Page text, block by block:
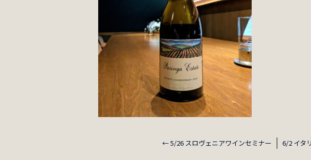
←5/26 スロヴェニアワインセミナー 6/2 イタ